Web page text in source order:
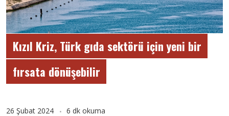
Kızıl Kriz, Türk gıda sektörü için yeni bir
fırsata dönüşebilir
26 Şubat 2024 6 dk okuma